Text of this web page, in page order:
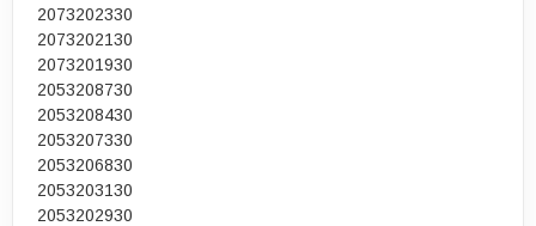
2073202330
2073202130
2073201930
2053208730
2053208430
2053207330
2053206830
2053203130
2053202930